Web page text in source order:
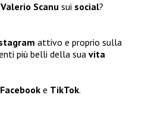
Valerio Scanu sui social?
attivo e proprio sulla
più belli della sua vita
Facebook e TikTok.